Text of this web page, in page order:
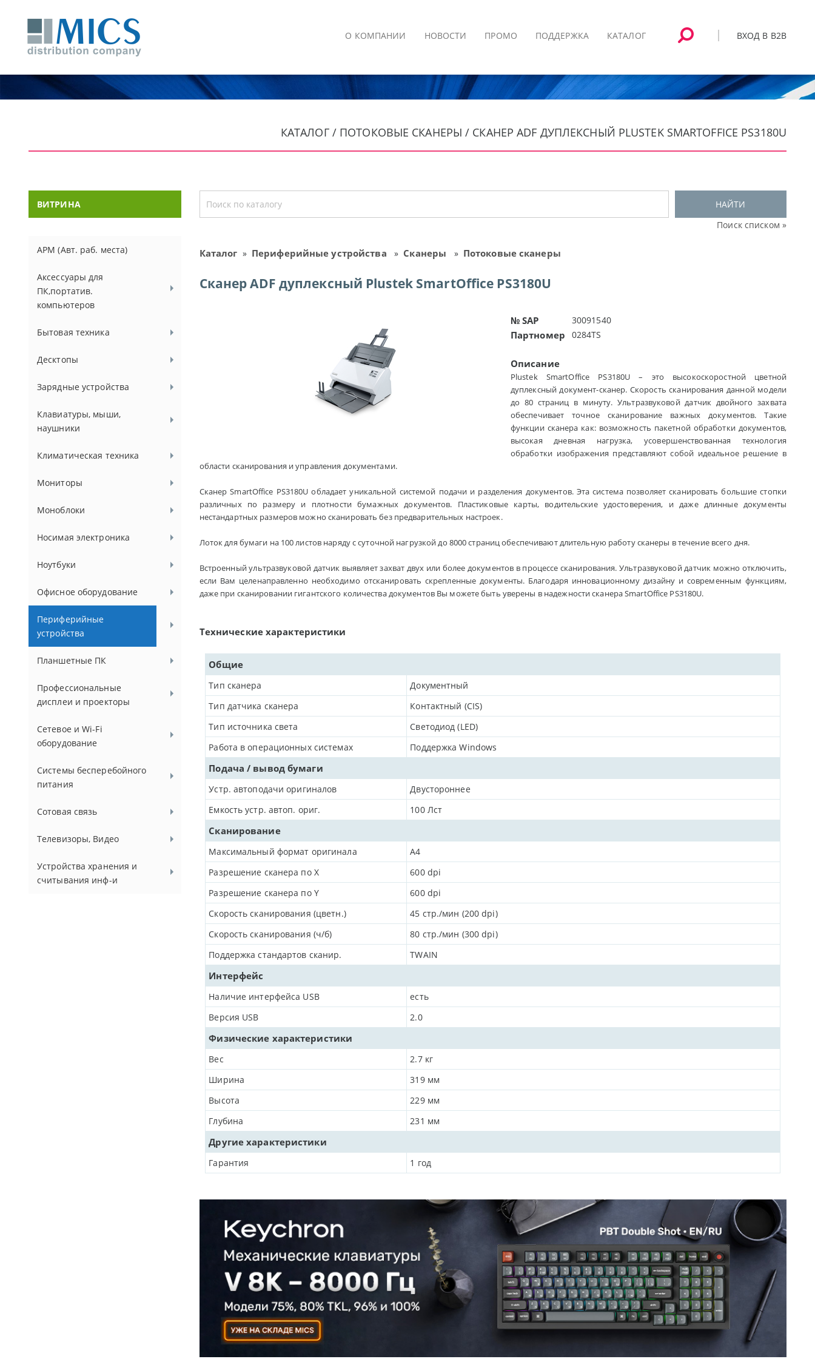
ВХОД В B2B
О КОМПАНИИ НОВОСТИ ПРОМО ПОДДЕРЖКА КАТАЛОГ
КАТАЛОГ / ПОТОКОВЫЕ СКАНЕРЫ / СКАНЕР ADF ДУПЛЕКСНЫЙ PLUSTEK SMARTOFFICE PS3180U
ВИТРИНА
АРМ (Авт. раб. места)
Аксессуары для
ПК,портатив.
компьютеров
Бытовая техника
Десктопы
Зарядные устройства
Клавиатуры, мыши,
наушники
Климатическая техника
Мониторы
Моноблоки
Носимая электроника
Ноутбуки
Офисное оборудование
Периферийные
устройства
Планшетные ПК
Профессиональные
дисплеи и проекторы
Сетевое и Wi-Fi
оборудование
Системы бесперебойного
питания
Сотовая связь
Телевизоры, Видео
Устройства хранения и
считывания инф-и
НАЙТИ
Поиск списком »
Каталог » Периферийные устройства » Сканеры » Потоковые сканеры
Сканер ADF дуплексный Plustek SmartOffice PS3180U
№ SAP 30091540
Партномер 0284TS
Описание
Plustek SmartOffice PS3180U – это высокоскоростной цветной
дуплексный документ-сканер. Скорость сканирования данной модели
до 80 страниц в минуту. Ультразвуковой датчик двойного захвата
обеспечивает точное сканирование важных документов. Такие
функции сканера как: возможность пакетной обработки документов,
высокая дневная нагрузка, усовершенствованная технология
обработки изображения представляют собой идеальное решение в
области сканирования и управления документами.
Сканер SmartOffice PS3180U обладает уникальной системой подачи и разделения документов. Эта система позволяет сканировать большие стопки
различных по размеру и плотности бумажных документов. Пластиковые карты, водительские удостоверения, и даже длинные документы
нестандартных размеров можно сканировать без предварительных настроек.
Лоток для бумаги на 100 листов наряду с суточной нагрузкой до 8000 страниц обеспечивают длительную работу сканеры в течение всего дня.
Встроенный ультразвуковой датчик выявляет захват двух или более документов в процессе сканирования. Ультразвуковой датчик можно отключить,
если Вам целенаправленно необходимо отсканировать скрепленные документы. Благодаря инновационному дизайну и современным функциям,
даже при сканировании гигантского количества документов Вы можете быть уверены в надежности сканера SmartOffice PS3180U.
Технические характеристики
Общие
Тип сканера
Документный
Тип датчика сканера
Контактный (CIS)
Тип источника света
Светодиод (LED)
Работа в операционных системах
Поддержка Windows
Подача / вывод бумаги
Устр. автоподачи оригиналов
Двустороннее
Емкость устр. автоп. ориг.
100 Лст
Сканирование
Максимальный формат оригинала
A4
Разрешение сканера по Х
600 dpi
Разрешение сканера по Y
600 dpi
Скорость сканирования (цветн.)
45 стр./мин (200 dpi)
Скорость сканирования (ч/б)
80 стр./мин (300 dpi)
Поддержка стандартов сканир.
TWAIN
Интерфейс
Наличие интерфейса USB
есть
Версия USB
2.0
Физические характеристики
Вес 2.7 кг
Ширина
319 мм
Высота
229 мм
Глубина
231 мм
Другие характеристики
Гарантия 1 год